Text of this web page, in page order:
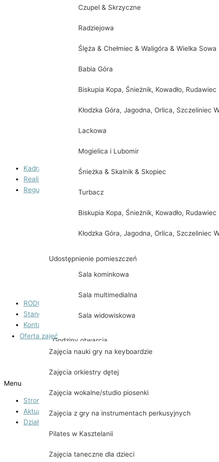
Czupel & Skrzyczne
Radziejowa
Ślęża & Chełmiec & Waligóra & Wielka Sowa
Babia Góra
Biskupia Kopa, Śnieżnik, Kowadło, Rudawiec
Kłodzka Góra, Jagodna, Orlica, Szczeliniec
Lackowa
Mogielica i Lubomir
Śnieżka & Skalnik & Skopiec
Turbacz
Biskupia Kopa, Śnieżnik, Kowadło, Rudawiec
Kłodzka Góra, Jagodna, Orlica, Szczeliniec
Udostępnienie pomieszczeń
Sala kominkowa
Sala multimedialna
Sala widowiskowa
Oferta zajęć
Zajęcia nauki gry na keyboardzie
Zajęcia orkiestry dętej
Zajęcia wokalne/studio piosenki
Zajęcia z gry na instrumentach perkusyjnych
Pilates w Kasztelanii
Zajęcia taneczne dla dzieci
Zajęcia nauki gry na keyboardzie
Zajęcia orkiestry dętej
Zajęcia wokalne/studio piosenki
Zajęcia z gry na instrumentach perkusyjnych
Pilates w Kasztelanii
Zajęcia taneczne dla dzieci
Zajęcia z języka angielskiego
Zajęcia z Kickboxingu z elementami samoobrony
Kadra
Realizowane projekty
Regulaminy
RODO
Standardy ochrony małoletnich
Kontakt
Godziny otwarcia
Menu
Strona główna
Aktualności
Działalność
Teatr Kasztelański
Historia powstania